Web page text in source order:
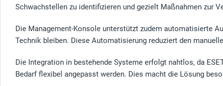
Schwachstellen zu identifizieren und gezielt Maßnahmen zur
Die Management-Konsole unterstützt zudem automatisierte
Technik bleiben. Diese Automatisierung reduziert den
Die Integration in bestehende Systeme erfolgt nahtlos, da
Bedarf flexibel angepasst werden. Dies macht die Lösung